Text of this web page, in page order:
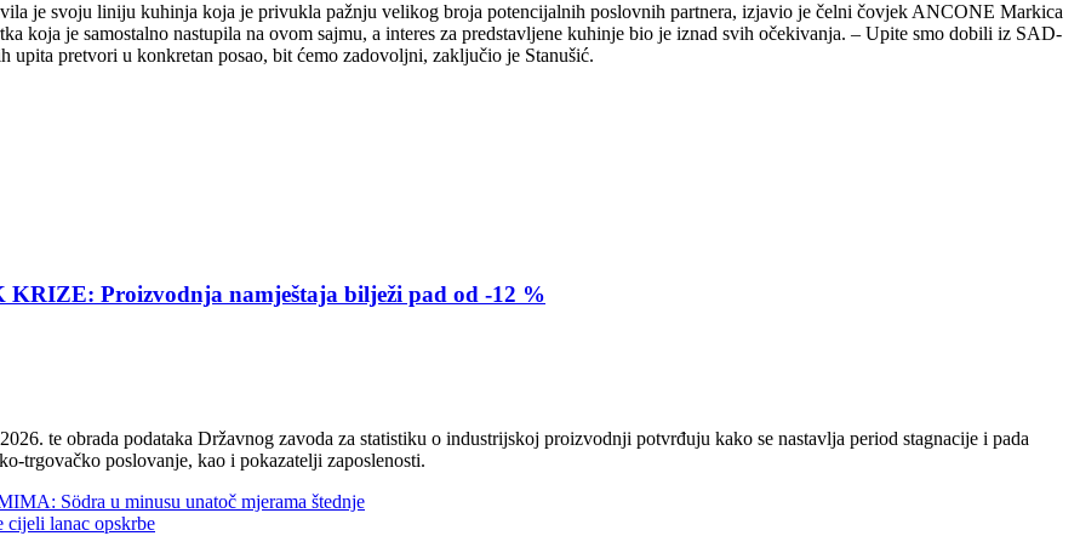
je svoju liniju kuhinja koja je privukla pažnju velikog broja potencijalnih poslovnih partnera, izjavio je čelni čovjek ANCONE Markica
koja je samostalno nastupila na ovom sajmu, a interes za predstavljene kuhinje bio je iznad svih očekivanja. – Upite smo dobili iz SAD-
upita pretvori u konkretan posao, bit ćemo zadovoljni, zaključio je Stanušić.
Proizvodnja namještaja bilježi pad od -12 %
te obrada podataka Državnog zavoda za statistiku o industrijskoj proizvodnji potvrđuju kako se nastavlja period stagnacije i pada
trgovačko poslovanje, kao i pokazatelji zaposlenosti.
Södra u minusu unatoč mjerama štednje
lanac opskrbe